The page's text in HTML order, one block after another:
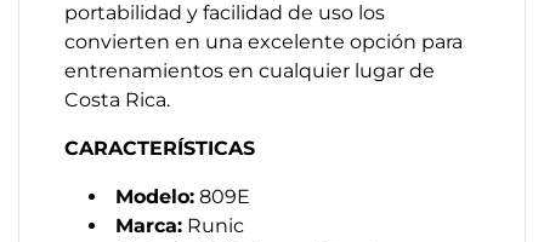
portabilidad y facilidad de uso los
convierten en una excelente opción para
entrenamientos en cualquier lugar de
Costa Rica.
CARACTERÍSTICAS
Modelo: 809E
Marca: Runic